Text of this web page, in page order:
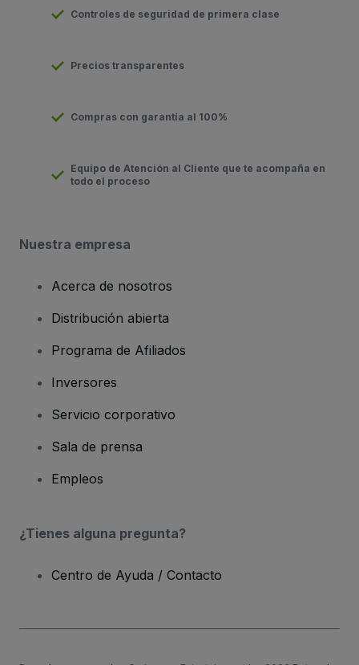
Controles de seguridad de primera clase
Precios transparentes
Compras con garantía al 100%
Equipo de Atención al Cliente que te acompaña en
todo el proceso
Nuestra empresa
Acerca de nosotros
Distribución abierta
Programa de Afiliados
Inversores
Servicio corporativo
Sala de prensa
Empleos
¿Tienes alguna pregunta?
Centro de Ayuda / Contacto